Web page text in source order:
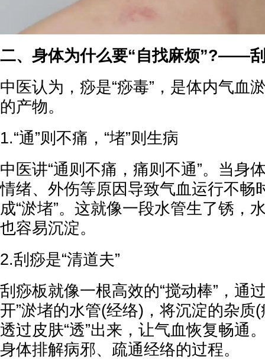
二、身体为什么要“自找麻烦”?——
中医认为，痧是“痧毒”，是体内气血
的产物。
1.“通”则不痛，“堵”则生病
中医讲“通则不痛，痛则不通”。当身
情绪、外伤等原因导致气血运行不畅
成“淤堵”。这就像一段水管生了锈，
也容易沉淀。
2.刮痧是“清道夫”
刮痧板就像一根高效的“搅动棒”，通
开”淤堵的水管(经络)，将沉淀的杂质
透过皮肤“透”出来，让气血恢复畅通
身体排解病邪、疏通经络的过程。